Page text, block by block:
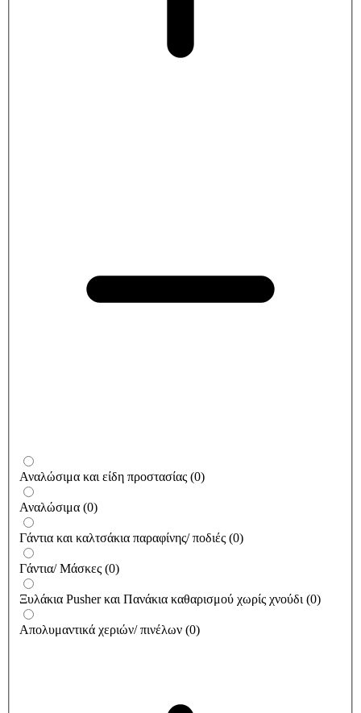
Αναλώσιμα και είδη προστασίας (0)
Αναλώσιμα (0)
Γάντια και καλτσάκια παραφίνης/ ποδιές (0)
Γάντια/ Μάσκες (0)
Ξυλάκια Pusher και Πανάκια καθαρισμού χωρίς χνούδι (0)
Απολυμαντικά χεριών/ πινέλων (0)